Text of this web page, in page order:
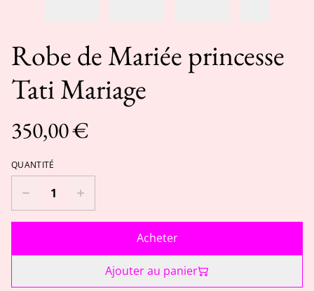
Robe de Mariée princesse
Tati Mariage
350,00 €
QUANTITÉ
Acheter
Ajouter au panier